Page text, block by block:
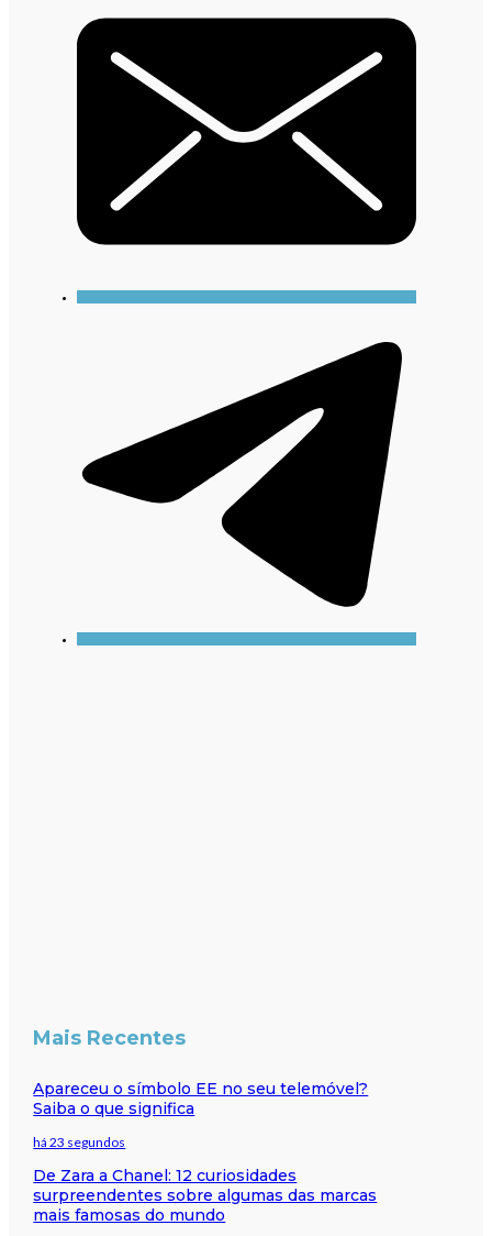
Mais Recentes
Apareceu o símbolo EE no seu telemóvel?
Saiba o que significa
há 23 segundos
De Zara a Chanel: 12 curiosidades
surpreendentes sobre algumas das marcas
mais famosas do mundo